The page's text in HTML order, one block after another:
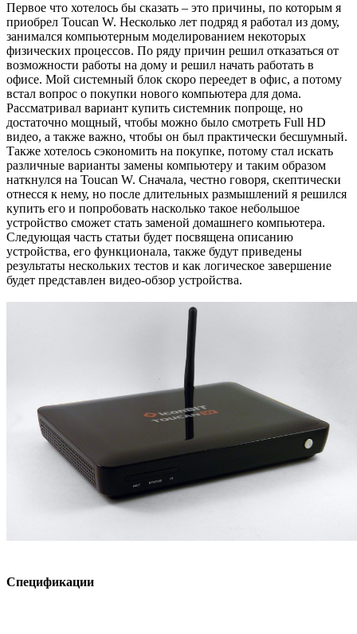
Первое что хотелось бы сказать – это причины, по которым я
приобрел Toucan W. Несколько лет подряд я работал из дому,
занимался компьютерным моделированием некоторых
физических процессов. По ряду причин решил отказаться от
возможности работы на дому и решил начать работать в
офисе. Мой системный блок скоро переедет в офис, а потому
встал вопрос о покупки нового компьютера для дома.
Рассматривал вариант купить системник попроще, но
достаточно мощный, чтобы можно было смотреть Full HD
видео, а также важно, чтобы он был практически бесшумный.
Также хотелось сэкономить на покупке, потому стал искать
различные варианты замены компьютеру и таким образом
наткнулся на Toucan W. Сначала, честно говоря, скептически
отнесся к нему, но после длительных размышлений я решился
купить его и попробовать насколько такое небольшое
устройство сможет стать заменой домашнего компьютера.
Следующая часть статьи будет посвящена описанию
устройства, его функционала, также будут приведены
результаты нескольких тестов и как логическое завершение
будет представлен видео-обзор устройства.
Спецификации